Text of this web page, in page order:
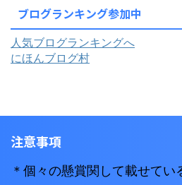
ブログランキング参加中
人気ブログランキングへ
にほんブログ村
注意事項
＊個々の懸賞関して載せてい